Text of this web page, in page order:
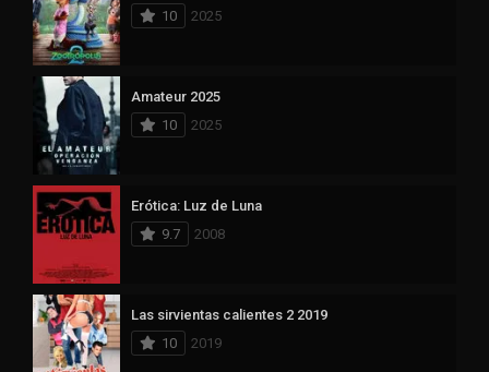
10
2025
Amateur 2025
10
2025
Erótica: Luz de Luna
9.7
2008
Las sirvientas calientes 2 2019
10
2019